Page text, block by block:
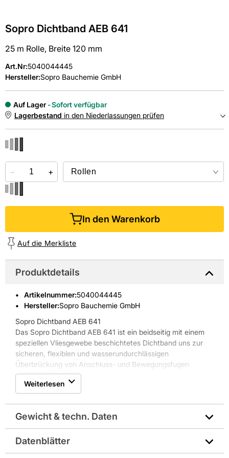
Sopro Dichtband AEB 641
25 m Rolle, Breite 120 mm
Art.Nr:5040044445
Hersteller:Sopro Bauchemie GmbH
Auf Lager
Sofort verfügbar
Lagerbestand in den Niederlassungen prüfen
Online kaufen &kostenlos
− +
In den Warenkorb
Auf die Merkliste
Produktdetails
Artikelnummer:5040044445
Hersteller:Sopro Bauchemie GmbH
Sopro Dichtband AEB 641
Das Sopro Dichtband AEB 641 ist ein beidseitig mit einem
speziellen Vliesgewebe beschichtetes Dichtband uns zur
sicheren, flexiblen und wasserundurchlässigen
Überbrückung von Anschluss- und Bewegungsfugen
geeignet. Zum Anarbeiten der Abdichtung an
Balkonrandprofile und sonstige Bauteile.
Eigenschaften:
* flexibel und rissüberbrückend
* gebrauchsfertig und reißfest
* alkali- und tensidbeständig
* alterungsbeständig und unverrottbar
Weiterlesen
Gewicht & techn. Daten
Gewicht pro Verkaufseinheit: 0,6 kg
Datenblätter